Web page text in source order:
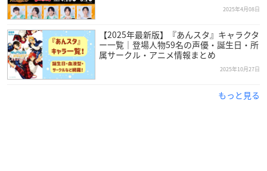
引用：81プロデュース公式サイト
2025年4月08日
【2025年最新版】『あんスタ』キャラクタ
ー一覧｜登場人物59名の声優・誕生日・所
属サークル・アニメ情報まとめ
2025年10月27日
もっと見る